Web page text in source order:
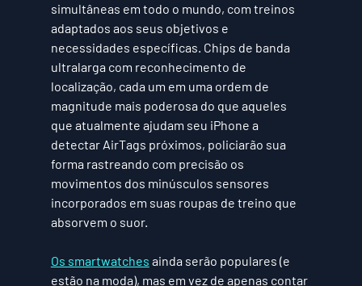
simultâneas em todo o mundo, com treinos
adaptados aos seus objetivos e
necessidades específicas. Chips de banda
ultralarga com reconhecimento de
localização, cada um em uma ordem de
magnitude mais poderosa do que aqueles
que atualmente ajudam seu iPhone a
detectar AirTags próximos, policiarão sua
forma rastreando com precisão os
movimentos dos minúsculos sensores
incorporados em suas roupas de treino que
absorvem o suor.
Os smartwatches ainda serão populares (e
estão na moda), mas em vez de apenas contar